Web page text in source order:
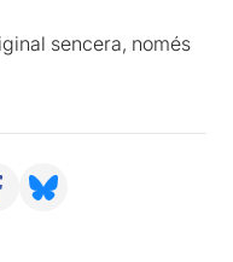
sencera, només